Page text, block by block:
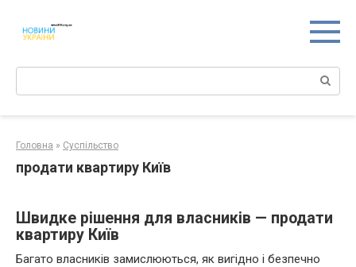
контенту
Поиск:
Головна » Суспільство
продати квартиру Київ
Швидке рішення для власників — продати
квартиру Київ
Багато власників замислюються, як вигідно і безпечно